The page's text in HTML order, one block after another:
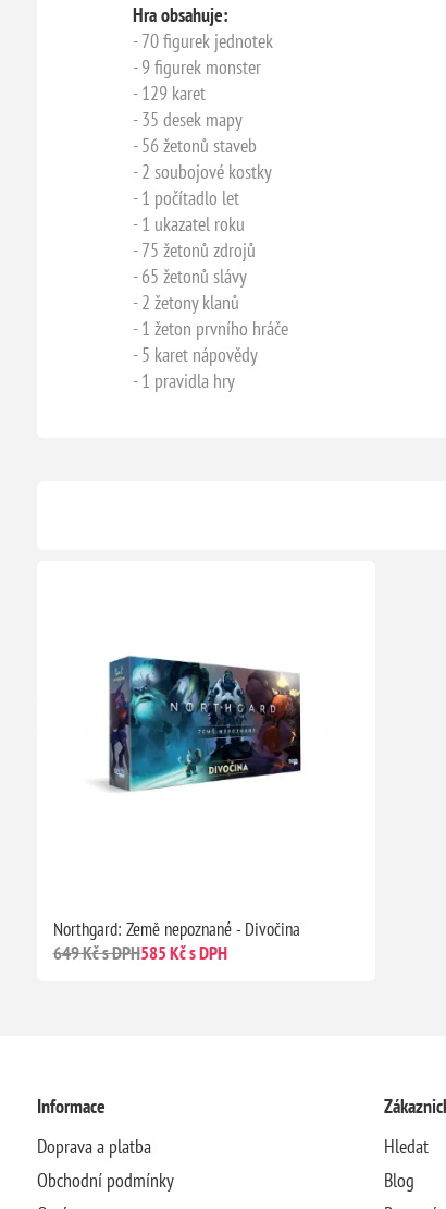
Hra obsahuje:
- 70 figurek jednotek
- 9 figurek monster
- 129 karet
- 35 desek mapy
- 56 žetonů staveb
- 2 soubojové kostky
- 1 počítadlo let
- 1 ukazatel roku
- 75 žetonů zdrojů
- 65 žetonů slávy
- 2 žetony klanů
- 1 žeton prvního hráče
- 5 karet nápovědy
- 1 pravidla hry
Northgard: Země nepoznané - Divočina
649 Kč s DPH585 Kč s DPH
Informace
Doprava a platba
Obchodní podmínky
Hledat
Blog